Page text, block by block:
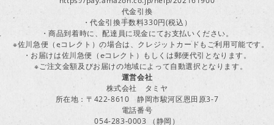
代金引換
・代金引換手数料330円(税込）
・商品到着時に、配達員に現金にてお支払いください。
※佐川急便（eコレクト）の場合は、クレジットカードもご利用可能です。
・お届けは佐川急便（eコレクト）もしくは郵便代引となります。
※ご注文金額及びお届けの地域によって自動選択となります。
運営会社
株式会社 タミヤ
所在地：〒422-8610 静岡市駿河区恩田原3-7
電話番号
054-283-0003 （静岡）